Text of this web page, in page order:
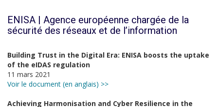
ENISA | Agence européenne chargée de la
sécurité des réseaux et de l’information
Building Trust in the Digital Era: ENISA boosts the uptake
of the eIDAS regulation
11 mars 2021
Voir le document (en anglais) >>
Achieving Harmonisation and Cyber Resilience in the